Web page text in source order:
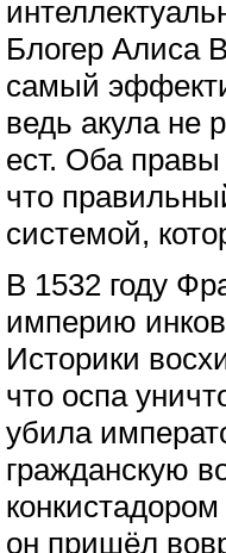
Блогер Алиса
самый
ведь акула не
ест. Оба
что
системой,
В 1532 году
империю
Историки
что оспа
убила
гражданскую
он пришёл